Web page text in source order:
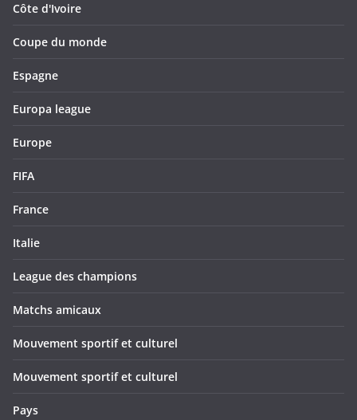
Côte d'Ivoire
Coupe du monde
Espagne
Europa league
Europe
FIFA
France
Italie
League des champions
Matchs amicaux
Mouvement sportif et culturel
Mouvement sportif et culturel
Pays